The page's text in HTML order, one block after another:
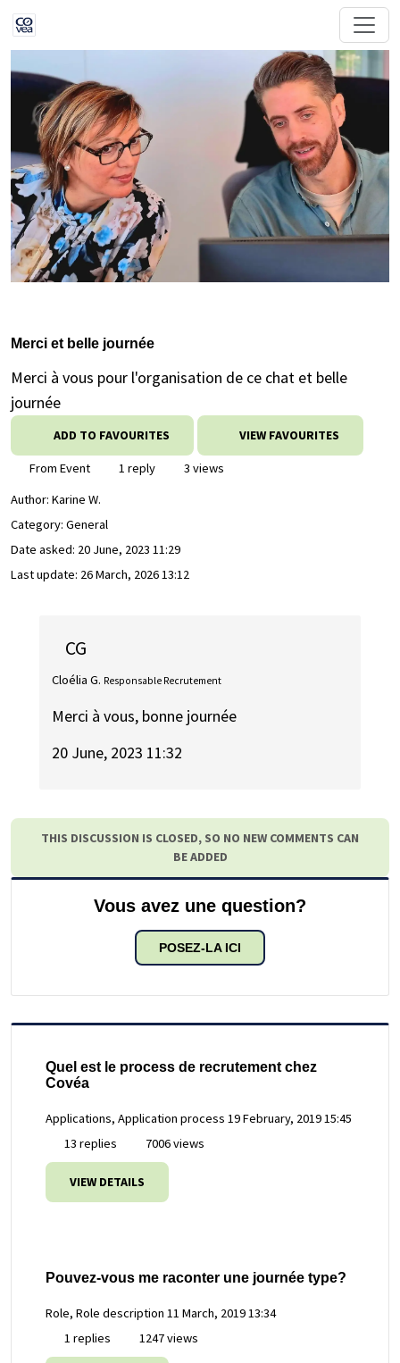
Merci et belle journée
Merci à vous pour l'organisation de ce chat et belle
journée
ADD TO FAVOURITES VIEW FAVOURITES
From Event 1 reply
3 views
Author: Karine W.
Category: General
Date asked: 20 June, 2023 11:29
Last update: 26 March, 2026 13:12
CG
Cloélia G. Responsable Recrutement
Merci à vous, bonne journée
20 June, 2023 11:32
THIS DISCUSSION IS CLOSED, SO NO NEW COMMENTS CAN
BE ADDED
Vous avez une question?
POSEZ-LA ICI
Quel est le process de recrutement chez
Covéa
Applications, Application process 19 February, 2019 15:45
13 replies
7006 views
VIEW DETAILS
Pouvez-vous me raconter une journée type?
Role, Role description 11 March, 2019 13:34
1 replies
1247 views